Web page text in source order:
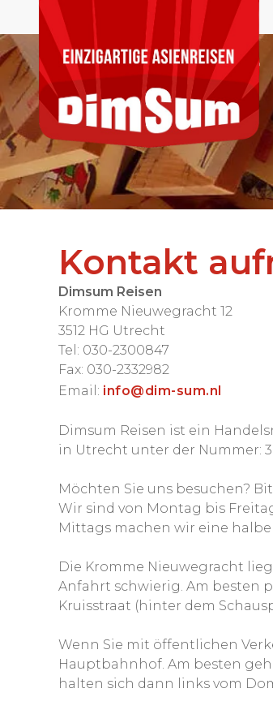
Kontakt
Dimsum Reisen
Kromme Nieuwegracht 12
3512 HG Utrecht
Tel: 030-2300847
Fax: 030-2332982
Email: info@dim-sum.nl
Dimsum Reisen ist ein
in Utrecht unter der Nummer:
Möchten Sie uns besuchen?
Wir sind von Montag bis
Mittags machen wir eine halbe
Die Kromme Nieuwegracht
Anfahrt schwierig. Am besten
Kruisstraat (hinter dem
Wenn Sie mit öffentlichen
Hauptbahnhof. Am besten
halten sich dann links vom